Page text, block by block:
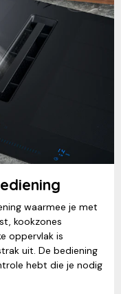
waarmee je met
kookzones
oppervlak is
uit. De bediening
hebt die je nodig